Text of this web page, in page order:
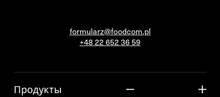
formularz@foodcom.pl
+48 22 652 36 59
Продукты